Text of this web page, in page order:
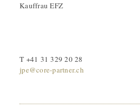
Kauffrau EFZ
T +41 31 329 20 28
jpe@core-partner.ch